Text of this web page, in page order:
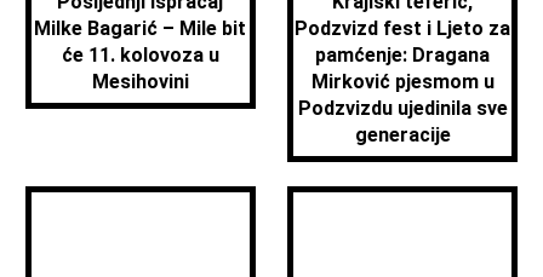
Milke Bagarić – Mile bit
će 11. kolovoza u
Mesihovini
Podzvizd fest i Ljeto za
pamćenje: Dragana
Mirković pjesmom u
Podzvizdu ujedinila sve
generacije